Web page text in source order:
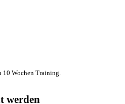
Wochen Training.
werden